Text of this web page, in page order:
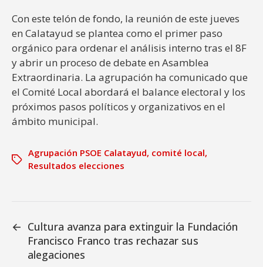
Con este telón de fondo, la reunión de este jueves
en Calatayud se plantea como el primer paso
orgánico para ordenar el análisis interno tras el 8F
y abrir un proceso de debate en Asamblea
Extraordinaria. La agrupación ha comunicado que
el Comité Local abordará el balance electoral y los
próximos pasos políticos y organizativos en el
ámbito municipal.
Agrupación PSOE Calatayud, comité local,
Resultados elecciones
← Cultura avanza para extinguir la Fundación
Francisco Franco tras rechazar sus
alegaciones